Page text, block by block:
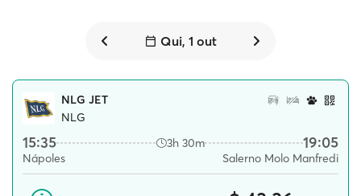
Qui, 1 out
NLG JET
NLG
15:35 3h 30m 19:05
Nápoles Salerno Molo Manfredi